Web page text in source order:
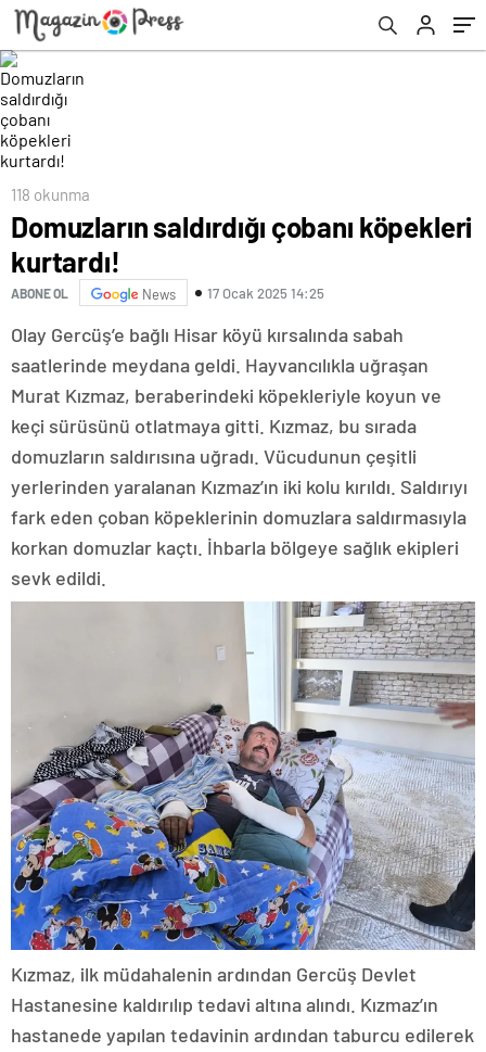
118 okunma
Domuzların saldırdığı çobanı köpekleri
kurtardı!
ABONE OL News 17 Ocak 2025 14:25
Olay Gercüş’e bağlı Hisar köyü kırsalında sabah
saatlerinde meydana geldi. Hayvancılıkla uğraşan
Murat Kızmaz, beraberindeki köpekleriyle koyun ve
keçi sürüsünü otlatmaya gitti. Kızmaz, bu sırada
domuzların saldırısına uğradı. Vücudunun çeşitli
yerlerinden yaralanan Kızmaz’ın iki kolu kırıldı. Saldırıyı
fark eden çoban köpeklerinin domuzlara saldırmasıyla
korkan domuzlar kaçtı. İhbarla bölgeye sağlık ekipleri
sevk edildi.
Kızmaz, ilk müdahalenin ardından Gercüş Devlet
Hastanesine kaldırılıp tedavi altına alındı. Kızmaz’ın
hastanede yapılan tedavinin ardından taburcu edilerek